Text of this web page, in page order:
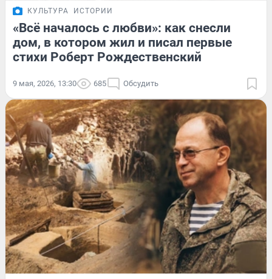
КУЛЬТУРА ИСТОРИИ
«Всё началось с любви»: как снесли
дом, в котором жил и писал первые
стихи Роберт Рождественский
9 мая, 2026, 13:30 685 Обсудить